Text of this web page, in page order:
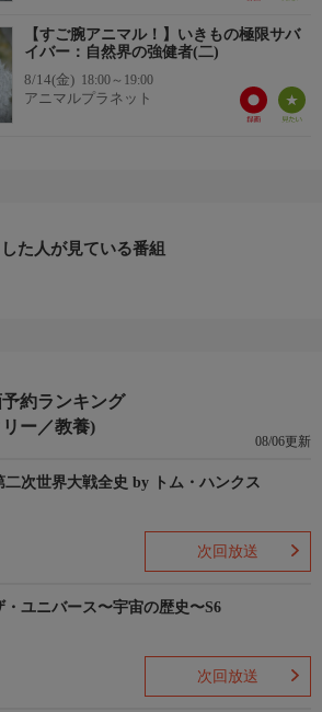
【すご腕アニマル！】いきもの極限サバ
イバー：自然界の強健者(二)
8/14(金) 18:00～19:00
アニマルプラネット
た人が見ている番組
約ランキング
ー／教養)
08/06更新
二次世界大戦全史 by トム・ハンクス
次回放送
・ユニバース〜宇宙の歴史〜S6
次回放送